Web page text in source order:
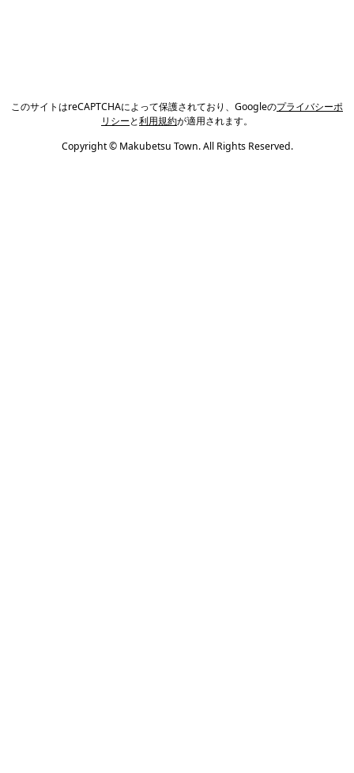
このサイトはreCAPTCHAによって保護されており、Googleのプライバシーポ
リシーと利用規約が適用されます。
Copyright © Makubetsu Town. All Rights Reserved.